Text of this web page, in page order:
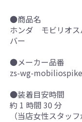
●商品名
ホンダ モビリオス
バー
●メーカー品番
zs-wg-mobiliospike
●装着目安時間
約 1 時間 30 分
（当店女性スタッ